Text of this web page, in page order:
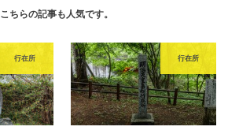
こちらの記事も人気です。
行在所 行在所